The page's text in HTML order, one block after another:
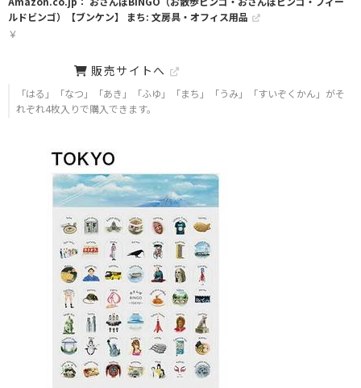
ルドビンゴ）【ブンケン】 まち: 文房具・オフィス用品
￥
販売サイトへ
「はる」「なつ」「あき」「ふゆ」「まち」「うみ」「すいぞくかん」がそ
れぞれ4枚入りで購入できます。